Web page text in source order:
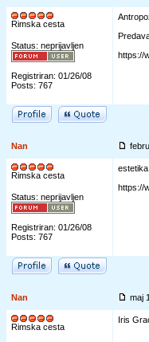
Rimska cesta
Status: neprijavljen
Registriran: 01/26/08
Posts: 767
https://
Nan
Rimska cesta
Status: neprijavljen
Registriran: 01/26/08
Posts: 767
estetika
https://
Nan maj
Rimska cesta
Iris